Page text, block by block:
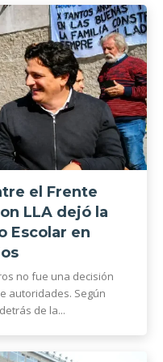
el Frente
LLA dejó la
Escolar en
no fue una decisión
autoridades. Según
de la...